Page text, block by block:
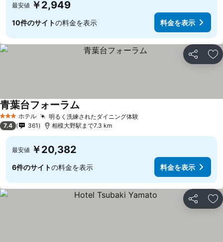
最安値 ￥2,949
10件のサイトの料金を表示 料金を表示
シェア お
3 ホテルのランク
ホテル 明るく洗練されたダイニング体験
青葉台フォーラム
7.4 361 相模大野駅まで7.3 km
最安値 ￥20,382
6件のサイトの料金を表示 料金を表示
シェア お